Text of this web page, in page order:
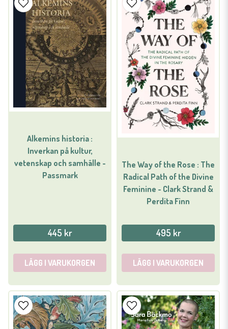
Alkemins historia :
Inverkan på kultur,
vetenskap och samhälle -
Passmark
445 kr
LÄGG I VARUKORGEN
The Way of the Rose : The
Radical Path of the Divine
Feminine - Clark Strand &
Perdita Finn
495 kr
LÄGG I VARUKORGEN